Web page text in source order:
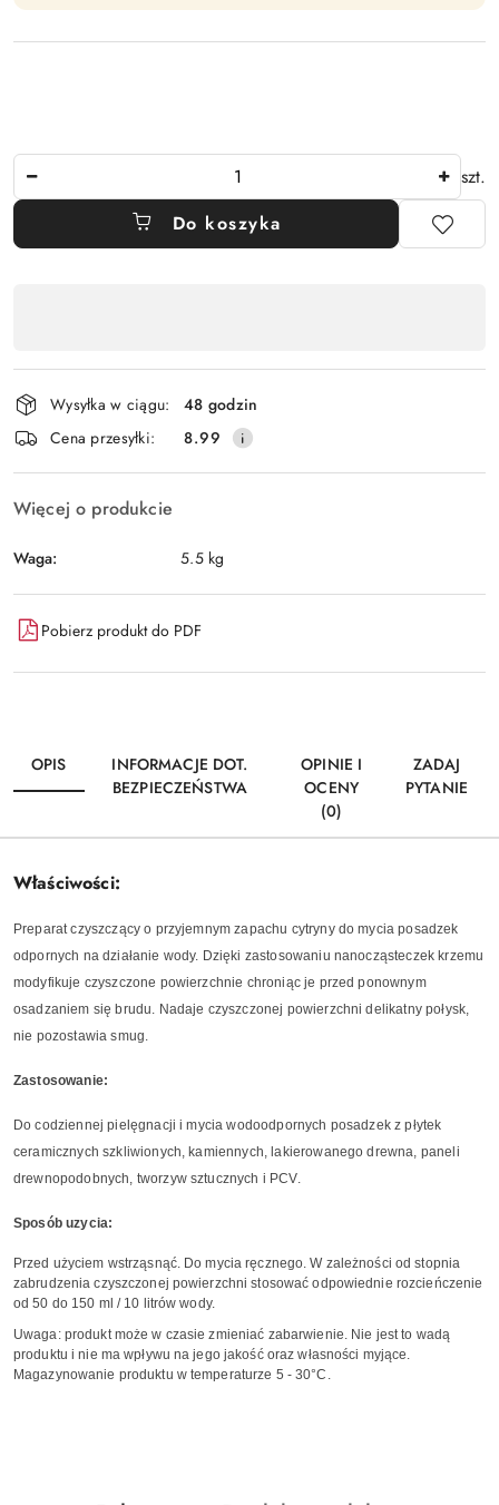
szt.
Do koszyka
płatność
i
dostawa
Wysyłka w ciągu:
48 godzin
Cena przesyłki:
8.99
Więcej o produkcie
Waga: 5.5 kg
Pobierz produkt do PDF
OPIS
INFORMACJE DOT.
BEZPIECZEŃSTWA
OPINIE I
OCENY
(0)
ZADAJ
PYTANIE
Właściwości:
Preparat czyszczący o przyjemnym zapachu cytryny do mycia posadzek
odpornych na działanie wody. Dzięki zastosowaniu nanocząsteczek krzemu
modyfikuje czyszczone powierzchnie chroniąc je przed ponownym
osadzaniem się brudu. Nadaje czyszczonej powierzchni delikatny połysk,
nie pozostawia smug.
Zastosowanie:
Do codziennej pielęgnacji i mycia wodoodpornych posadzek z płytek
ceramicznych szkliwionych, kamiennych, lakierowanego drewna, paneli
drewnopodobnych, tworzyw sztucznych i PCV.
Sposób uzycia:
Przed użyciem wstrząsnąć. Do mycia ręcznego. W zależności od stopnia
zabrudzenia czyszczonej powierzchni stosować odpowiednie rozcieńczenie
od 50 do 150 ml / 10 litrów wody.
Uwaga: produkt może w czasie zmieniać zabarwienie. Nie jest to wadą
produktu i nie ma wpływu na jego jakość oraz własności myjące.
Magazynowanie produktu w temperaturze 5 - 30°C.